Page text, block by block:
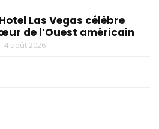
Las Vegas célèbre
de l’Ouest américain
4 août 2026